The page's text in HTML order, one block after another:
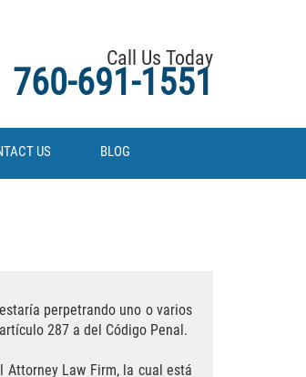
Call Us Today
760-691-1551
US BLOG
perpetrando uno o varios
287 a del Código Penal.
Attorney Law Firm, la cual está